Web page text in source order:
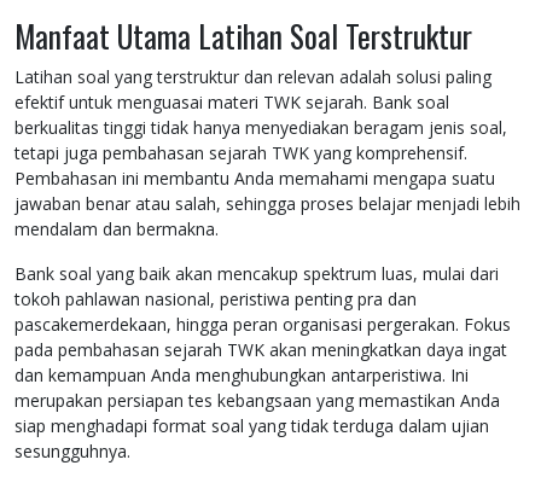
Manfaat Utama Latihan Soal Terstruktur
Latihan soal yang terstruktur dan relevan adalah solusi paling
efektif untuk menguasai materi TWK sejarah. Bank soal
berkualitas tinggi tidak hanya menyediakan beragam jenis soal,
tetapi juga pembahasan sejarah TWK yang komprehensif.
Pembahasan ini membantu Anda memahami mengapa suatu
jawaban benar atau salah, sehingga proses belajar menjadi lebih
mendalam dan bermakna.
Bank soal yang baik akan mencakup spektrum luas, mulai dari
tokoh pahlawan nasional, peristiwa penting pra dan
pascakemerdekaan, hingga peran organisasi pergerakan. Fokus
pada pembahasan sejarah TWK akan meningkatkan daya ingat
dan kemampuan Anda menghubungkan antarperistiwa. Ini
merupakan persiapan tes kebangsaan yang memastikan Anda
siap menghadapi format soal yang tidak terduga dalam ujian
sesungguhnya.